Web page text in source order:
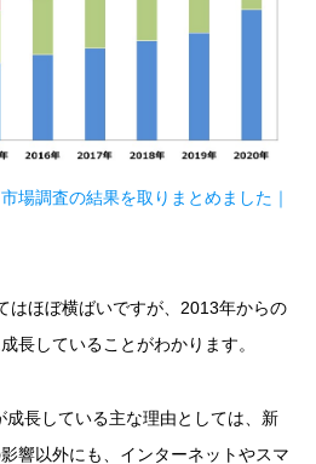
場調査の結果を取りまとめました｜
はほぼ横ばいですが、2013年からの
長していることがわかります。
成長している主な理由としては、新
響以外にも、インターネットやスマ